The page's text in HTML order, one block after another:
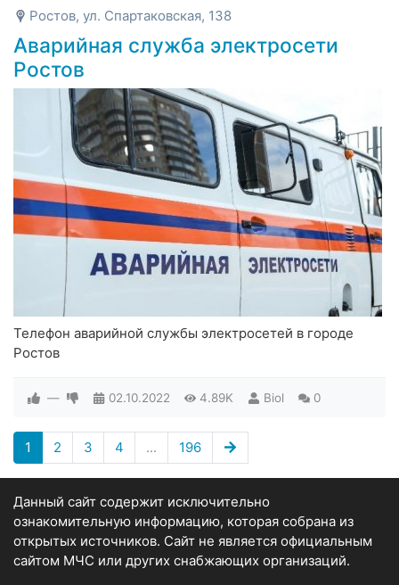
Ростов, ул. Спартаковская, 138
Аварийная служба электросети
Ростов
Телефон аварийной службы электросетей в городе
Ростов
— 02.10.2022 4.89K Biol 0
1 2 3 4 ... 196
Данный сайт содержит исключительно
ознакомительную информацию, которая собрана из
открытых источников. Сайт не является официальным
сайтом МЧС или других снабжающих организаций.